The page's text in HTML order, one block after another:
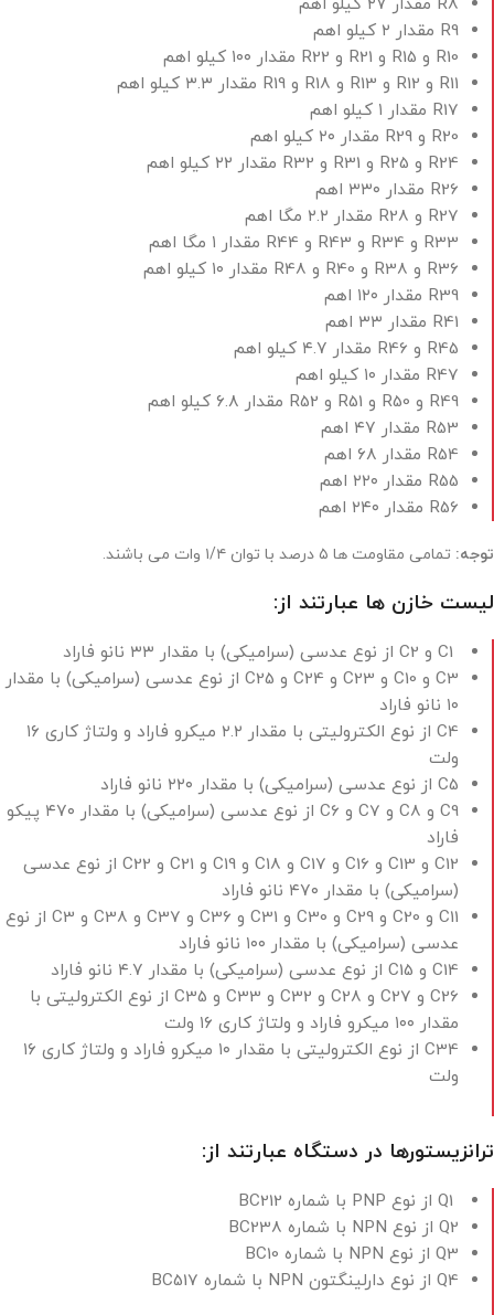
R9 مقدار ۲ کیلو اهم
R10 و R15 و R21 و R22 مقدار ۱۰۰ کیلو اهم
R11 و R12 و R13 و R18 و R19 مقدار ۳.۳ کیلو اهم
R17 مقدار ۱ کیلو اهم
R20 و R29 مقدار ۲۰ کیلو اهم
R24 و R25 و R31 و R32 مقدار ۲۲ کیلو اهم
R26 مقدار ۳۳۰ اهم
R27 و R28 مقدار ۲.۲ مگا اهم
R33 و R34 و R43 و R44 مقدار ۱ مگا اهم
R36 و R38 و R40 و R48 مقدار ۱۰ کیلو اهم
R39 مقدار ۱۲۰ اهم
R41 مقدار ۳۳ اهم
R45 و R46 مقدار ۴.۷ کیلو اهم
R47 مقدار ۱۰ کیلو اهم
R49 و R50 و R51 و R52 مقدار ۶.۸ کیلو اهم
R53 مقدار ۴۷ اهم
R54 مقدار ۶۸ اهم
R55 مقدار ۲۲۰ اهم
R56 مقدار ۲۴۰ اهم
توجه: تمامی مقاومت ها ۵ درصد با توان ۱/۴ وات می باشند.
لیست خازن ها عبارتند از:
C3 و C10 و C23 و C24 و C25 از نوع عدسی (سرامیکی) با مقدار
۱۰ نانو فاراد
C4 از نوع الکترولیتی با مقدار ۲.۲ میکرو فاراد و ولتاژ کاری ۱۶
ولت
C5 از نوع عدسی (سرامیکی) با مقدار ۲۲۰ نانو فاراد
C6 و C7 و C8 و C9
از نوع عدسی (سرامیکی) با مقدار ۴۷۰ پیکو
فاراد
C12 و C13 و C16 و C17 و C18 و C19 و C21 و C22 از نوع عدسی
(سرامیکی) با مقدار ۴۷۰ نانو فاراد
C11 و C20 و C29 و C30 و C31 و C36 و C37 و C38 و C3 از نوع
عدسی (سرامیکی) با مقدار ۱۰۰ نانو فاراد
C14 و C15 از نوع عدسی (سرامیکی) با مقدار ۴.۷ نانو فاراد
C26 و C27 و C28 و C32 و C33 و C35 از نوع الکترولیتی با
مقدار ۱۰۰ میکرو فاراد و ولتاژ کاری ۱۶ ولت
C34 از نوع الکترولیتی با مقدار ۱۰ میکرو فاراد و ولتاژ کاری ۱۶
ولت
ترانزیستورها در دستگاه عبارتند از:
Q2 از نوع NPN با شماره
BC238
Q3 از نوع NPN با شماره
BC10
Q4 از نوع دارلینگتون NPN با شماره BC517